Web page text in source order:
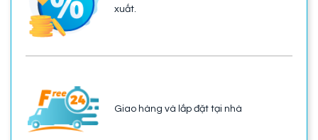
xuất.
Giao hàng và lắp đặt tại nhà